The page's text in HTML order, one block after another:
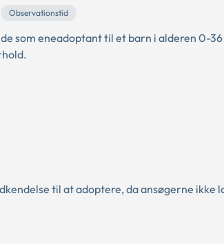
Observationstid
som eneadoptant til et barn i alderen 0-
til at adoptere, da ansøgerne ikke